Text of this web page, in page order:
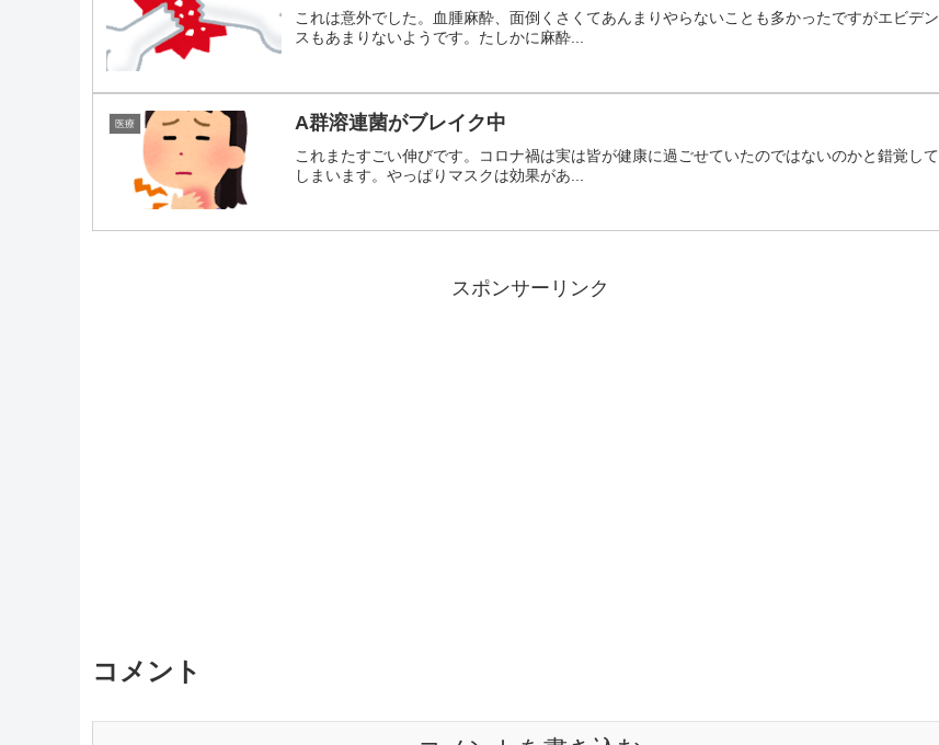
これは意外でした。血腫麻酔、面倒くさくてあんまりやらないことも多かったですがエビデン
スもあまりないようです。たしかに麻酔...
医療 A群溶連菌がブレイク中
これまたすごい伸びです。コロナ禍は実は皆が健康に過ごせていたのではないのかと錯覚して
しまいます。やっぱりマスクは効果があ...
スポンサーリンク
コメント